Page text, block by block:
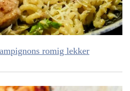
romig lekker